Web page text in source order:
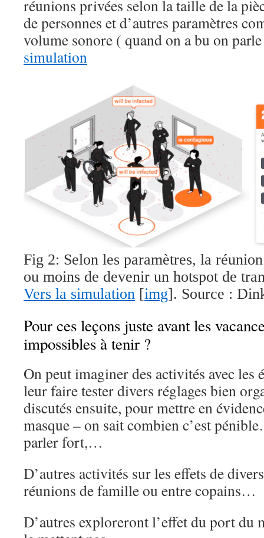
réunions privées selon la taille de la
de personnes et d’autres paramètres
volume sonore ( quand on a bu on
simulation
Fig 2: Selon les paramètres, la
ou moins de devenir un hotspot de
Vers la simulation [img]. Source :
Pour ces leçons juste avant les
impossibles à tenir ?
On peut imaginer des activités avec les
leur faire tester divers réglages bien
discutés ensuite, pour mettre en
masque – on sait combien c’est
parler fort,…
D’autres activités sur les effets de
réunions de famille ou entre copains…
D’autres exploreront l’effet du port du